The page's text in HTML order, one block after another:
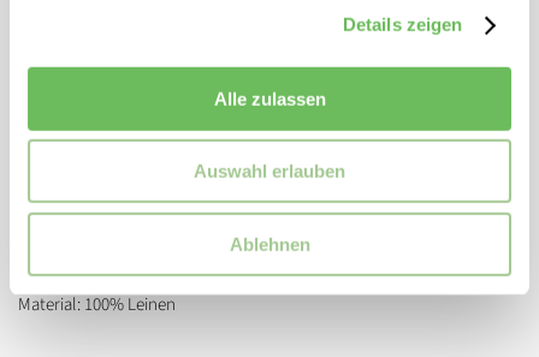
Details zeigen
Alle zulassen
Auswahl erlauben
Ablehnen
ate9210003
Marke:04651/ A trip in a bag
Länge:Kurz
MATERIALZUSAMMENSETZUNG
Material: 100% Leinen